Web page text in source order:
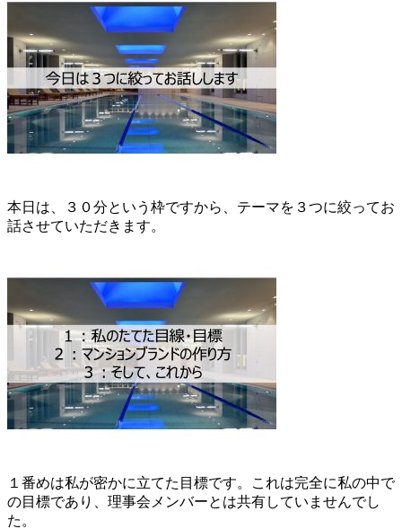
本日は、３０分という枠ですから、テーマを３つに絞ってお
話させていただきます。
１番めは私が密かに立てた目標です。これは完全に私の中で
の目標であり、理事会メンバーとは共有していませんでし
た。